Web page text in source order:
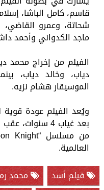
قاسم، كامل الباشا،
شحاتة، وعمرو
ماجد الكدواني وأحمد
الفيلم من إخراج محمد
دياب، وخالد دياب،
الموسيقار هشام نزيه.
ويُعد الفيلم عودة قوية
بعد غياب 4
العالمية.
فيلم أسد
محمد